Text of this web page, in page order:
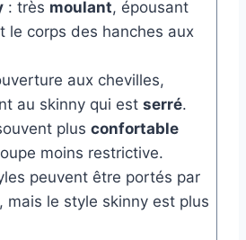
: très moulant, épousant
le corps des hanches aux
aux chevilles,
au skinny qui est serré.
plus confortable
moins restrictive.
peuvent être portés par
mais le style skinny est plus